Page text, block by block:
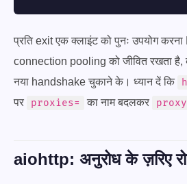
प्रति exit एक क्लाइंट को पुनः उपयोग
connection pooling को जीवित रखता है,
नया handshake चुकाने के। ध्यान दें कि
पर
proxies= का नाम बदलकर
aiohttp: अनुरोध के ज़रिए